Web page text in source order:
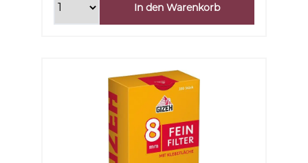
In den Warenkorb